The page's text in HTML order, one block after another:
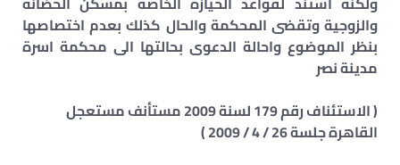
والزوجية وتقضى المحكمة والحال كذلك بعدم اختصاصها
بنظر الموضوع واحالة الدعوى بحالتها الى محكمة اسرة
مدينة نصر
( الاستئناف رقم 179 لسنة 2009 مستأنف مستعجل
القاهرة جلسة 26 / 4 / 2009 )